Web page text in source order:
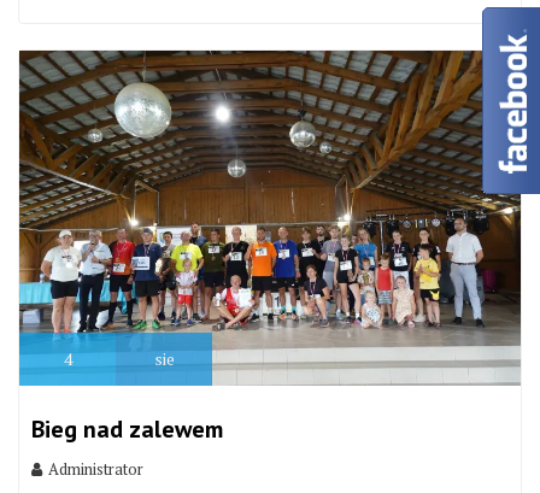
4 sie
Bieg nad zalewem
Administrator